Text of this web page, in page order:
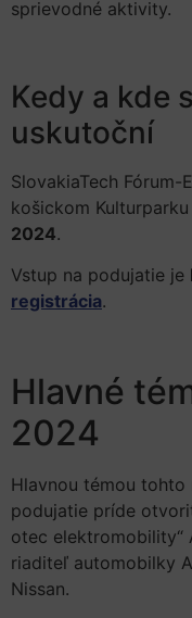
sprievodné aktivity.
Kedy a kde
uskutoční
SlovakiaTech
košickom
2024.
Vstup na podujatie je
registrácia.
Hlavné
2024
Hlavnou témou
podujatie príde
otec elektromobility“
riaditeľ automobilky
Nissan.